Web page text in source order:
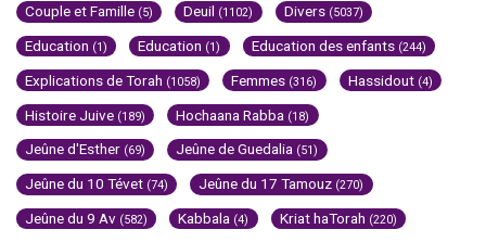
Couple et Famille (5) Deuil (1102) Divers (5037)
Education (1) Education (1) Education des enfants (244)
Explications de Torah (1058) Femmes (316) Hassidout (4)
Histoire Juive (189) Hochaana Rabba (18)
Jeûne d'Esther (69) Jeûne de Guedalia (51)
Jeûne du 10 Tévet (74) Jeûne du 17 Tamouz (270)
Jeûne du 9 Av (582) Kabbala (4) Kriat haTorah (220)